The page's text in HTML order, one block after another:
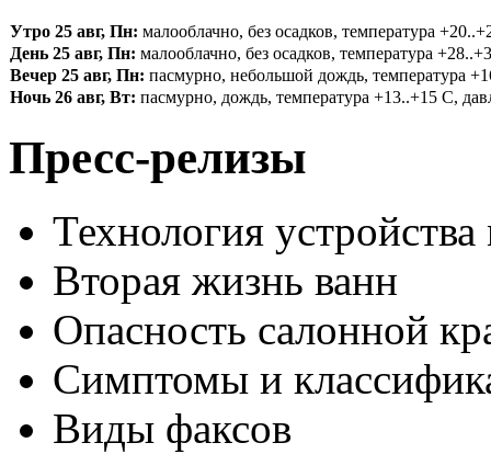
Утро 25 авг, Пн: малооблачно, без осадков, температура
День 25 авг, Пн: малооблачно, без осадков, температура
Вечер 25 авг, Пн: пасмурно, небольшой дождь, температура
Ночь 26 авг, Вт: пасмурно, дождь, температура +13..+15 С,
Пресс-релизы
Технология
Вторая жизнь ванн
Опасность салонной
Симптомы и
Виды факсов